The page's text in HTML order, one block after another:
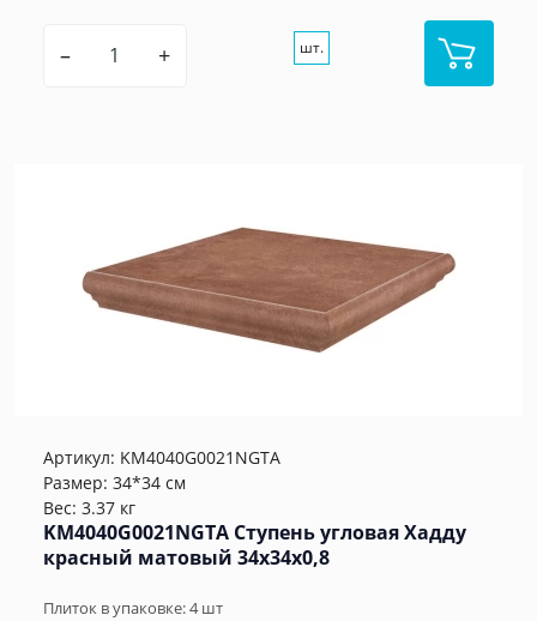
– + шт.
Артикул: KM4040G0021NGTA
Размер: 34*34 см
Вес: 3.37 кг
KM4040G0021NGTA Ступень угловая Хадду
красный матовый 34x34x0,8
Плиток в упаковке:4шт